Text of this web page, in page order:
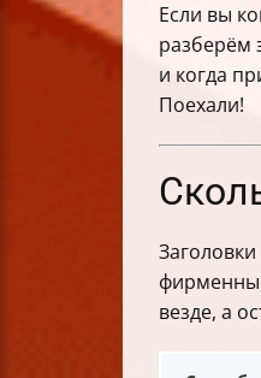
Как
Важные
Как
Если вы
разберём
и когда
Поехали!
везде, а